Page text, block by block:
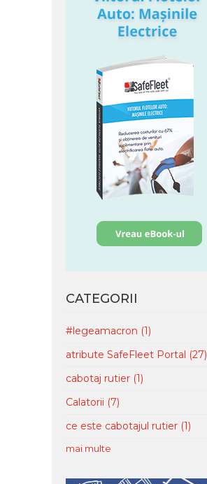
CATEGORII
#legeamacron (1)
atribute SafeFleet Portal (27)
cabotaj rutier (1)
Calatorii (7)
ce este cabotajul rutier (1)
mai multe